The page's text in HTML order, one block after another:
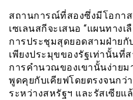
สถานการณ์ที่สองซึ่งมีโอกา
เซเลนสกีจะเสนอ “แผนทาง
การประชุมสุดยอดสามฝ่าย
เพียงประมุขของรัฐเท่านั้นที่
การคำนวณของเขานั้นง่าย
พูดคุยกับเคียฟโดยตรงจนกว่
ระหว่างสหรัฐฯ และรัสเซียแ